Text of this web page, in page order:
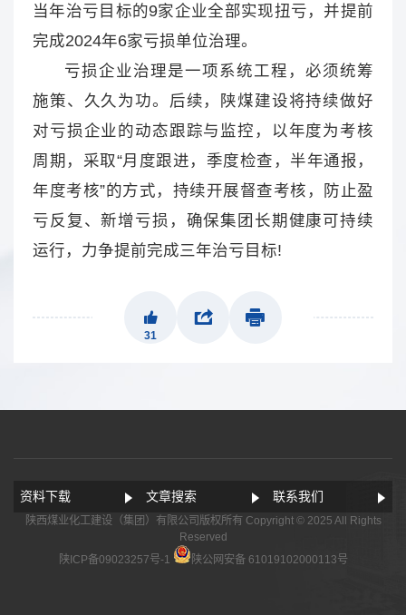
当年治亏目标的9家企业全部实现扭亏，并提前
完成2024年6家亏损单位治理。
亏损企业治理是一项系统工程，必须统筹
施策、久久为功。后续，陕煤建设将持续做好
对亏损企业的动态跟踪与监控，以年度为考核
周期，采取“月度跟进，季度检查，半年通报，
年度考核”的方式，持续开展督查考核，防止盈
亏反复、新增亏损，确保集团长期健康可持续
运行，力争提前完成三年治亏目标!
31
资料下载 文章搜索 联系我们
陕西煤业化工建设（集团）有限公司版权所有 Copyright © 2025 All Rights
Reserved
陕ICP备09023257号-1
陕公网安备 61019102000113号